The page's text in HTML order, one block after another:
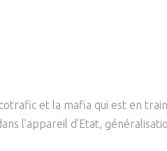
A L'étranger
et la mafia qui est en
l’appareil d’Etat,